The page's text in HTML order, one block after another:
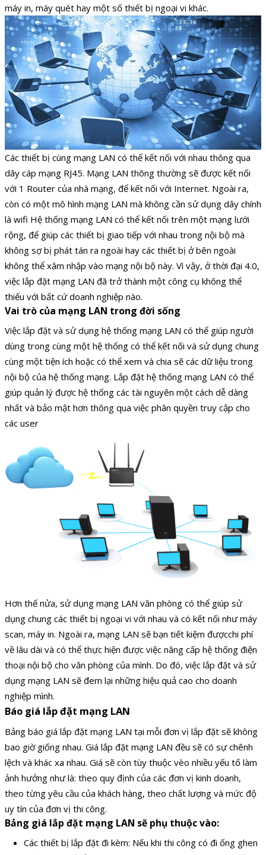
máy in, máy quét hay một số thiết bị ngoại vi khác.
Các thiết bị cùng mạng LAN có thể kết nối với nhau thông qua
dây cáp mạng RJ45. Mạng LAN thông thường sẽ được kết nối
với 1 Router của nhà mạng, để kết nối với Internet. Ngoài ra,
còn có một mô hình mạng LAN mà không cần sử dụng dây chính
là wifi Hệ thống mạng LAN có thể kết nối trên một mạng lưới
rộng, để giúp các thiết bị giao tiếp với nhau trong nội bộ mà
không sợ bị phát tán ra ngoài hay các thiết bị ở bên ngoài
không thể xâm nhập vào mạng nội bộ này. Vì vậy, ở thời đại 4.0,
việc lắp đặt mạng LAN đã trở thành một công cụ không thể
thiếu với bất cứ doanh nghiệp nào.
Vai trò của mạng LAN trong đời sống
Việc lắp đặt và sử dụng hệ thống mạng LAN có thể giúp người
dùng trong cùng một hệ thống có thể kết nối và sử dụng chung
cùng một tiện ích hoặc có thể xem và chia sẽ các dữ liệu trong
nội bộ của hệ thống mạng. Lắp đặt hệ thống mạng LAN có thể
giúp quản lý được hệ thống các tài nguyên một cách dễ dàng
nhất và bảo mật hơn thông qua việc phân quyền truy cập cho
các user
Hơn thế nửa, sử dụng mạng LAN văn phòng có thể giúp sử
dụng chung các thiết bị ngoại vi với nhau và có kết nối như máy
scan, máy in. Ngoài ra, mạng LAN sẽ bạn tiết kiệm đượcchi phí
về lâu dài và có thể thực hiện được việc nâng cấp hệ thống điện
thoại nội bộ cho văn phòng của mình. Do đó, việc lắp đặt và sử
dụng mạng LAN sẽ đem lại những hiệu quả cao cho doanh
nghiệp mình.
Báo giá lắp đặt mạng LAN
Bảng báo giá lắp đặt mạng LAN tại mỗi đơn vị lắp đặt sẽ không
bao giờ giống nhau. Giá lắp đặt mạng LAN đều sẽ có sự chênh
lệch và khác xa nhau. Giá sẽ còn tùy thuộc vèo nhiều yếu tố làm
ảnh hưởng như là: theo quy định của các đơn vị kinh doanh,
theo từng yêu cầu của khách hàng, theo chất lượng và mức độ
uy tín của đơn vị thi công.
Bảng giá lắp đặt mạng LAN sẽ phụ thuộc vào:
Các thiết bị lắp đặt đi kèm: Nếu khi thi công có đi ống ghen